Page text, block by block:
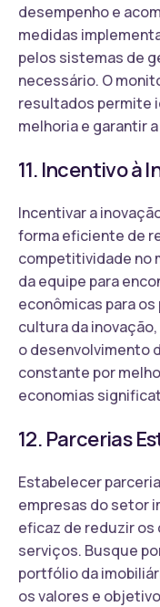
desempenho e
medidas
pelos sistemas de
necessário. O
resultados permite
melhoria e garantir
11. Incentivo à
Incentivar a
forma eficiente de
competitividade no
da equipe para
econômicas para
cultura da
o desenvolvimento
constante por
economias
12. Parcerias
Estabelecer
empresas do setor
eficaz de reduzir os
serviços. Busque
portfólio da
os valores e